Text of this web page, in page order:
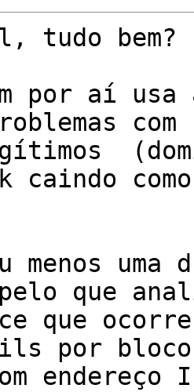
tudo bem?
por aí usa
com
caindo como
menos uma
pelo que
que ocorre
por